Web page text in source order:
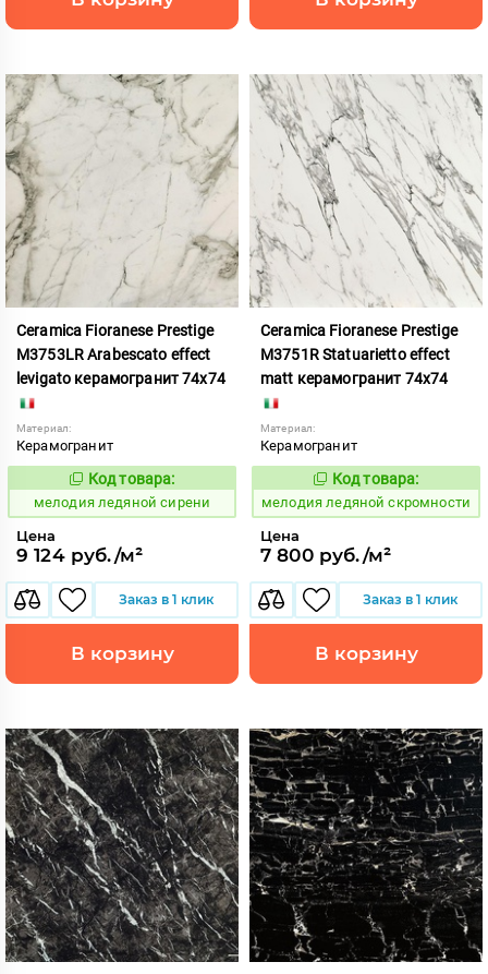
Ceramica Fioranese Prestige
M3753LR Arabescato effect
levigato керамогранит 74x74
Материал:
Керамогранит
958839
Код товара:
мелодия ледяной сирени
Цена
9 124 руб./м²
Заказ в 1 клик
В корзину
Ceramica Fioranese Prestige
M3751R Statuarietto effect
matt керамогранит 74x74
Материал:
Керамогранит
958843
Код товара:
мелодия ледяной скромности
Цена
7 800 руб./м²
Заказ в 1 клик
В корзину